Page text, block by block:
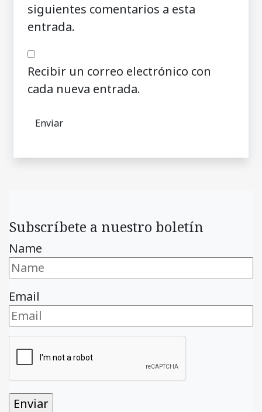
siguientes comentarios a esta
entrada.
Recibir un correo electrónico con
cada nueva entrada.
Subscríbete a nuestro boletín
Name
Email